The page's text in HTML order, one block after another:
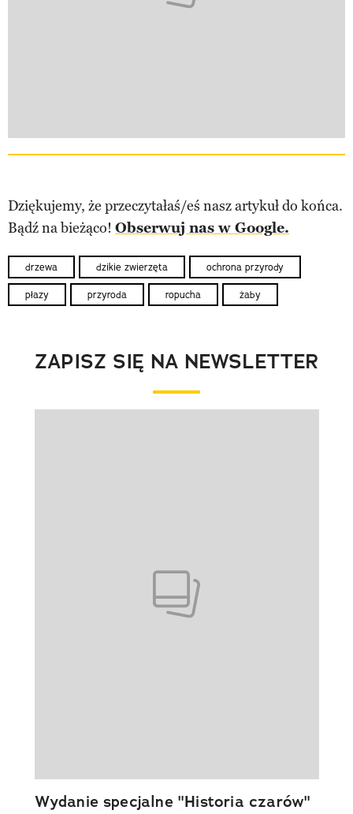
Dziękujemy, że przeczytałaś/eś nasz artykuł do końca.
Bądź na bieżąco! Obserwuj nas w Google.
drzewa dzikie zwierzęta ochrona przyrody
płazy przyroda ropucha żaby
ZAPISZ SIĘ NA NEWSLETTER
Wydanie specjalne "Historia czarów"